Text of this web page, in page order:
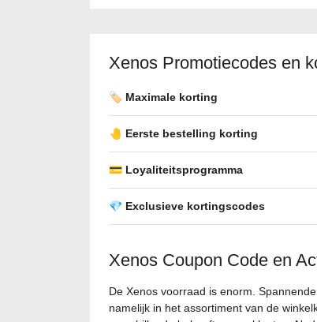
Xenos Promotiecodes en
🏷️ Maximale korting
🤚 Eerste bestelling korting
💳 Loyaliteitsprogramma
💎 Exclusieve kortingscodes
Xenos Coupon Code en
De Xenos voorraad is enorm.
namelijk in het assortiment van de